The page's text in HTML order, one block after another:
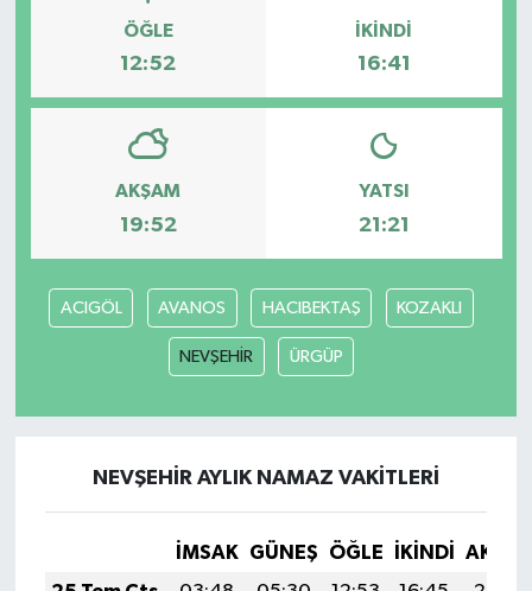
ÖĞLE
12:52
İKINDI
16:41
AKŞAM
19:52
YATSI
21:21
ACIGÖL AVANOS HACIBEKTAŞ KOZAKLI
NEVŞEHİR ÜRGÜP
NEVŞEHİR AYLIK NAMAZ VAKITLERI
İMSAK GÜNEŞ ÖĞLE İKINDI